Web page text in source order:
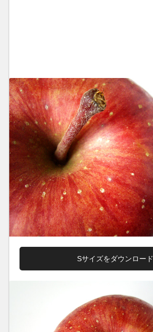
Sサイズをダウンロード